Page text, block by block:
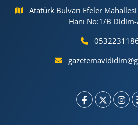
Atatürk Bulvarı Efeler
Hanı No:1/B Didim-